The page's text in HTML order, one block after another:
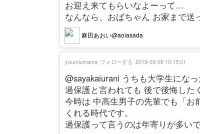
お迎え来てもらいなよーって…
なんなら、おばちゃん お家まで送
麻田あおい@aoiasada
@sayakaiurani うちも大学生にな
過保護と言われても 後で後悔した
今時は 中高生男子の先輩でも「お
くれる時代です。
過保護って言うのは年寄りが多いで
yuumiumama フォローする 2019-03-05 10:15:01